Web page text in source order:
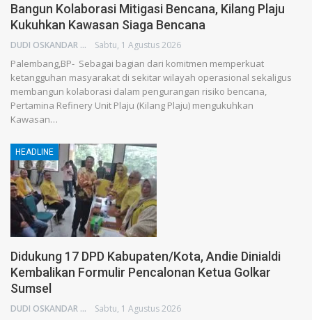
Bangun Kolaborasi Mitigasi Bencana, Kilang Plaju
Kukuhkan Kawasan Siaga Bencana
DUDI OSKANDAR Sabtu, 1 Agustus 2026
Palembang,BP- Sebagai bagian dari komitmen memperkuat
ketangguhan masyarakat di sekitar wilayah operasional sekaligus
membangun kolaborasi dalam pengurangan risiko bencana,
Pertamina Refinery Unit Plaju (Kilang Plaju) mengukuhkan
Kawasan…
HEADLINE
Didukung 17 DPD Kabupaten/Kota, Andie Dinialdi
Kembalikan Formulir Pencalonan Ketua Golkar
Sumsel
DUDI OSKANDAR Sabtu, 1 Agustus 2026